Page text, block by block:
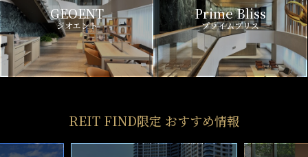
GEOENT
ジオエント
Prime Bliss
プライムブリス
REIT FIND限定 おすすめ情報